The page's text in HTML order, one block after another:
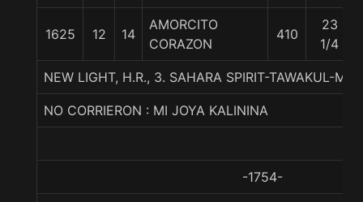
1625 12 14
AMORCITO
CORAZON
410
23
1/4
NEW LIGHT, H.R., 3. SAHARA SPIRIT-TAWAKUL-
NO CORRIERON : MI JOYA KALININA
-1754-